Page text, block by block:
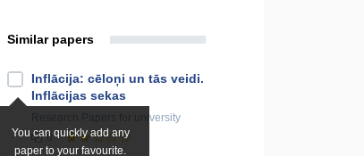
Similar papers
You can quickly add any
paper to your favourite.
Inflācija: cēloņi un tās veidi.
Inflācijas sekas
for university
8